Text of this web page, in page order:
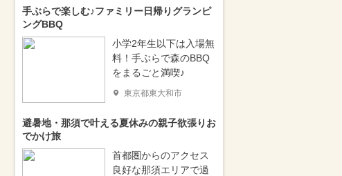
手ぶらで楽しむ♪ファミリー日帰りグランピ
ングBBQ
小学2年生以下は入場無
料！手ぶらで森のBBQ
をまるごと満喫♪
東京都東大和市
避暑地・那須で叶える夏休みの親子欲張りお
でかけ旅
首都圏からのアクセス
良好な那須エリアで過